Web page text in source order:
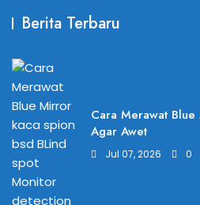
Berita Terbaru
Cara Merawat
Agar Awet
Jul 07, 2026 0